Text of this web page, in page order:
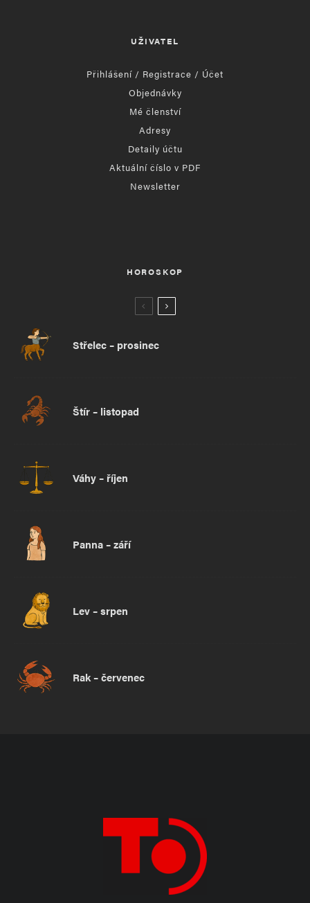
UŽIVATEL
Přihlášení / Registrace / Účet
Objednávky
Mé členství
Adresy
Detaily účtu
Aktuální číslo v PDF
Newsletter
HOROSKOP
Střelec – prosinec
Štír – listopad
Váhy – říjen
Panna – září
Lev – srpen
Rak – červenec